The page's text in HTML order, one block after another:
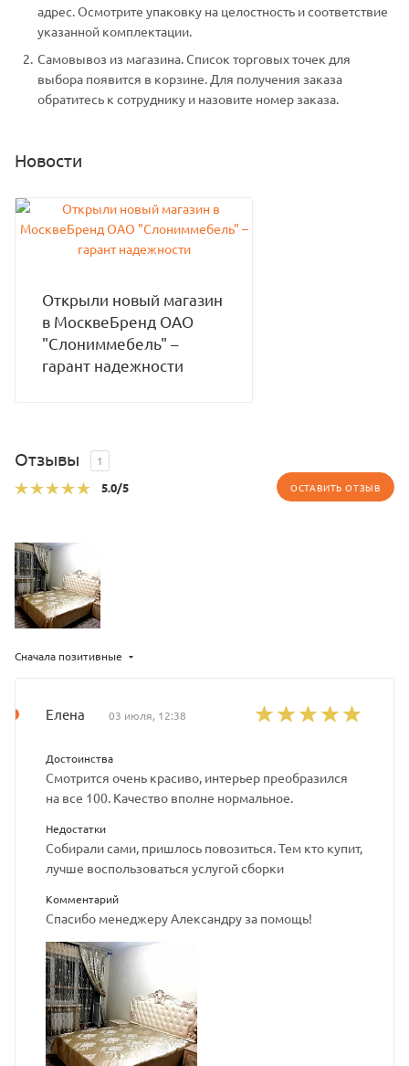
адрес. Осмотрите упаковку на целостность и соответствие
указанной комплектации.
Самовывоз из магазина. Список торговых точек для
выбора появится в корзине. Для получения заказа
обратитесь к сотруднику и назовите номер заказа.
Новости
Открыли новый магазин
в МосквеБренд ОАО
"Слониммебель" –
гарант надежности
Отзывы 1
5.0/5 ОСТАВИТЬ ОТЗЫВ
Сначала позитивные
Елена 03 июля, 12:38
Достоинства
Смотрится очень красиво, интерьер преобразился
на все 100. Качество вполне нормальное.
Недостатки
Собирали сами, пришлось повозиться. Тем кто купит,
лучше воспользоваться услугой сборки
Комментарий
Спасибо менеджеру Александру за помощь!